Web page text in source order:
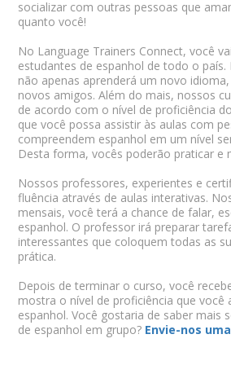
socializar com outras pessoas que
quanto você!
No Language Trainers Connect, você
estudantes de espanhol de todo o
não apenas aprenderá um novo
novos amigos. Além do mais, nossos
de acordo com o nível de proficiência
que você possa assistir às aulas com
compreendem espanhol em um nível
Desta forma, vocês poderão praticar e
Nossos professores, experientes e
fluência através de aulas interativas.
mensais, você terá a chance de falar,
espanhol. O professor irá preparar
interessantes que coloquem todas as
prática.
Depois de terminar o curso, você
mostra o nível de proficiência que você
espanhol. Você gostaria de saber mais
de espanhol em grupo? Envie-nos